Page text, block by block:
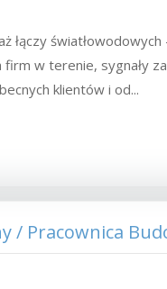
łączy
firm w terenie, sygnały
klientów i od...
/ Pracownica